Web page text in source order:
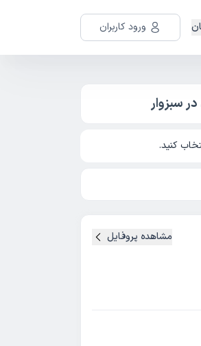
ورود کاربران
سبزوار
کنید.
مشاهده پروفایل